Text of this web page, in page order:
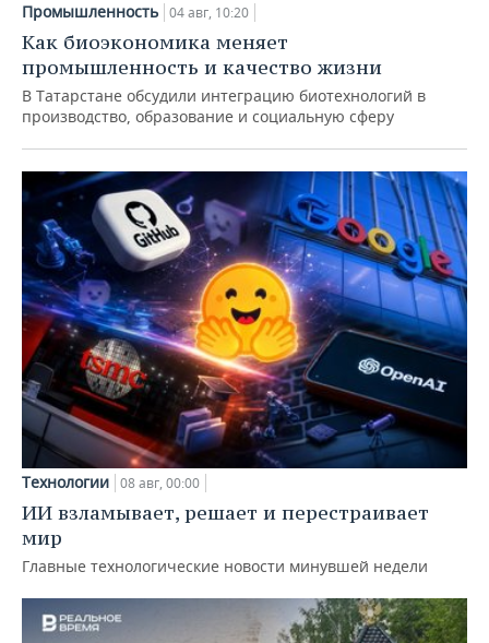
Промышленность 04 авг, 10:20
Как биоэкономика меняет
промышленность и качество жизни
В Татарстане обсудили интеграцию биотехнологий в
производство, образование и социальную сферу
Технологии 08 авг, 00:00
ИИ взламывает, решает и перестраивает
мир
Главные технологические новости минувшей недели